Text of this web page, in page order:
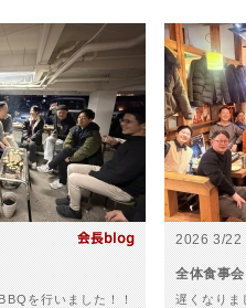
を行いました！！
2026 3/22
全体食事
遅くなりま